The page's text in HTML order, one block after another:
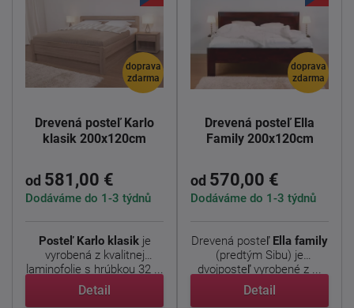
doprava
zdarma
Drevená posteľ Karlo
klasik 200x120cm
od 581,00 €
Dodáváme do 1-3 týdnů
Posteľ Karlo klasikje
vyrobená z kvalitnej
laminofolie s hrúbkou 32 ...
Detail
doprava
zdarma
Drevená posteľ Ella
Family 200x120cm
od 570,00 €
Dodáváme do 1-3 týdnů
Drevená posteľ Ella family
(predtým Sibu) je
dvojposteľ vyrobené z ...
Detail